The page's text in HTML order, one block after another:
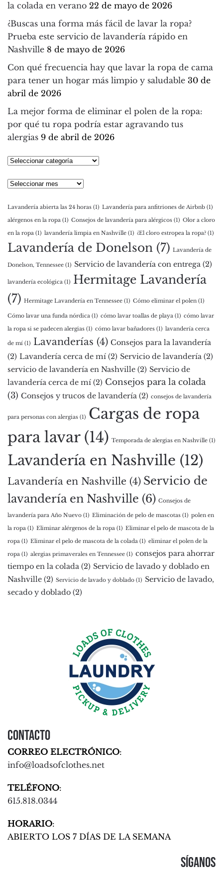
la colada en verano 22 de mayo de 2026
¿Buscas una forma más fácil de lavar la ropa?
Prueba este servicio de lavandería rápido en
Nashville 8 de mayo de 2026
Con qué frecuencia hay que lavar la ropa de cama
para tener un hogar más limpio y saludable 30 de
abril de 2026
La mejor forma de eliminar el polen de la ropa:
por qué tu ropa podría estar agravando tus
alergias 9 de abril de 2026
Seleccionar
Archivos
Lavandería abierta las 24 horas (1) Lavandería para anfitriones de Airbnb (1)
alérgenos en la ropa (1) Consejos de lavandería para alérgicos (1) Olor a cloro
en la ropa (1) lavandería limpia en Nashville (1) ¿El cloro estropea la ropa? (1)
Lavandería de Donelson (7) Lavandería de
Donelson, Tennessee (1) Servicio de lavandería con entrega (2)
lavandería ecológica (1) Hermitage Lavandería
(7) Hermitage Lavandería en Tennessee (1) Cómo eliminar el polen (1)
Cómo lavar una funda nórdica (1) cómo lavar toallas de playa (1) cómo lavar
la ropa si se padecen alergias (1) cómo lavar bañadores (1) lavandería cerca
de mí (1) Lavanderías (4) Consejos para la lavandería
(2) Lavandería cerca de mí (2) Servicio de lavandería (2)
servicio de lavandería en Nashville (2) Servicio de
lavandería cerca de mí (2) Consejos para la colada
(3) Consejos y trucos de lavandería (2) consejos de lavandería
para personas con alergias (1) Cargas de ropa
para lavar(14) Temporada de alergias en Nashville (1)
Lavandería en Nashville (12)
Lavandería en Nashville (4) Servicio de
lavandería en Nashville (6) Consejos de
lavandería para Año Nuevo (1) Eliminación de pelo de mascotas (1) polen en
la ropa (1) Eliminar alérgenos de la ropa (1) Eliminar el pelo de mascota de la
ropa (1) Eliminar el pelo de mascota de la colada (1) eliminar el polen de la
ropa (1) alergias primaverales en Tennessee (1) consejos para ahorrar
tiempo en la colada (2) Servicio de lavado y doblado en
Nashville (2) Servicio de lavado y doblado (1) Servicio de lavado,
secado y doblado (2)
Contacto
CORREO ELECTRÓNICO:
info@loadsofclothes.net
TELÉFONO:
615.818.0344
HORARIO:
ABIERTO LOS 7 DÍAS DE LA SEMANA
Síganos